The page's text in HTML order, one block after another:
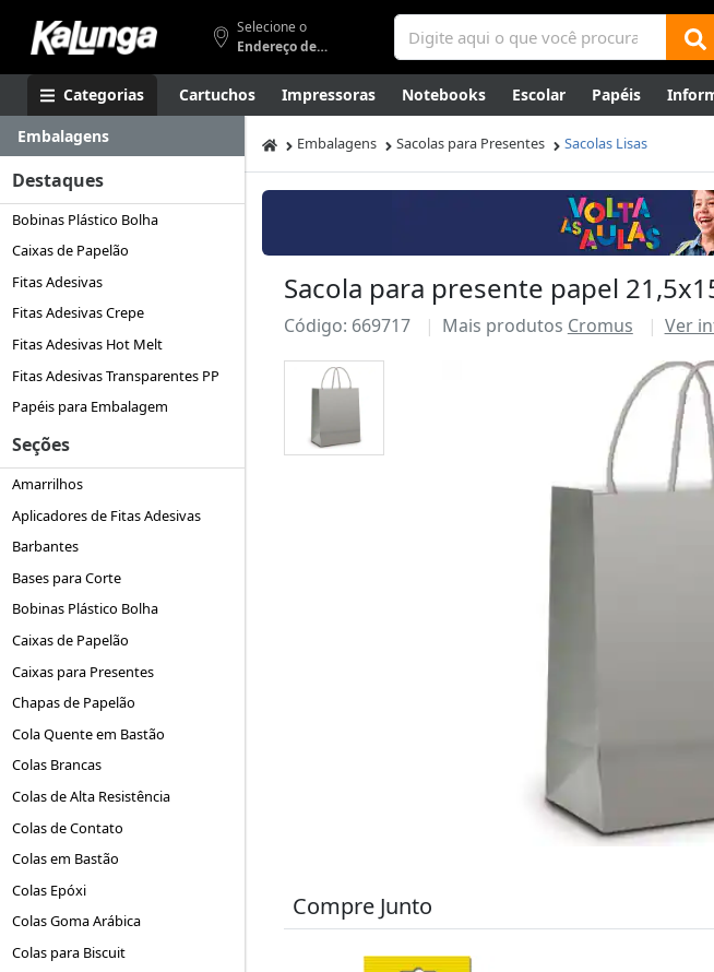
Selecione o
Endereço de entrega
Categorias Cartuchos Impressoras Notebooks Escolar Papéis
Apresentação Smartphones Artes Gamers Higiene Mídias Envelopes
Canetas
Embalagens
Destaques
Bobinas Plástico Bolha
Caixas de Papelão
Fitas Adesivas
Fitas Adesivas Crepe
Fitas Adesivas Hot Melt
Fitas Adesivas Transparentes PP
Papéis para Embalagem
Seções
Amarrilhos
Aplicadores de Fitas Adesivas
Barbantes
Bases para Corte
Bobinas Plástico Bolha
Caixas de Papelão
Caixas para Presentes
Chapas de Papelão
Cola Quente em Bastão
Colas Brancas
Colas de Alta Resistência
Colas de Contato
Colas em Bastão
Colas Epóxi
Colas Goma Arábica
Colas para Biscuit
Embalagens Sacolas para Presentes Sacolas Lisas
Sacola para presente papel
Código: 669717 Mais produtos Cromus Ver
Compre Junto